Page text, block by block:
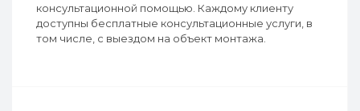
консультационной помощью. Каждому клиенту
доступны бесплатные консультационные услуги, в
том числе, с выездом на объект монтажа.